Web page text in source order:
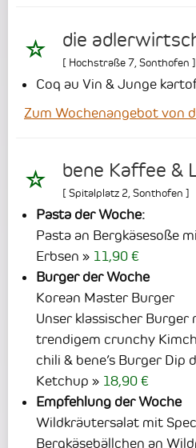
die
[ Hochstraße 7 Sonthofen ]
Coq au Vin & Junge
Zum Wochenangebot von
bene Kaffee &
[ Spitalplatz 2,Sonthofen ]
Pasta der Woche:
Pasta an Bergkäsesoße
Erbsen
11,90 €
Burger der Woche
Korean Master Burger
Unser klassischer Burger
trendigem crunchy
chili & bene’s Burger Dip
Ketchup
18,90 €
Empfehlung der Woche
Wildkräutersalat mit
Bergkäsebällchen an